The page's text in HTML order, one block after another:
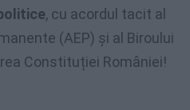
, cu acordul tacit al
(AEP) și al Biroului
Constituției României!